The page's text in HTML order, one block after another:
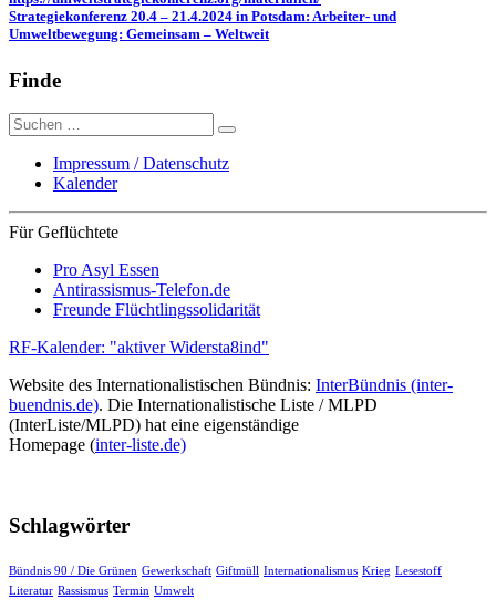
Strategiekonferenz 20.4 – 21.4.2024 in Potsdam: Arbeiter- und
Umweltbewegung: Gemeinsam – Weltweit
Finde
Suche
nach:
Impressum / Datenschutz
Kalender
Für Geflüchtete
Pro Asyl Essen
Antirassismus-Telefon.de
Freunde Flüchtlingssolidarität
RF-Kalender: "aktiver Widersta8ind"
Website des Internationalistischen Bündnis: InterBündnis (inter-
buendnis.de). Die Internationalistische Liste / MLPD
(InterListe/MLPD) hat eine eigenständige
Homepage (inter-liste.de)
Schlagwörter
Bündnis 90 / Die Grünen Gewerkschaft Giftmüll Internationalismus Krieg Lesestoff
Literatur Rassismus Termin Umwelt